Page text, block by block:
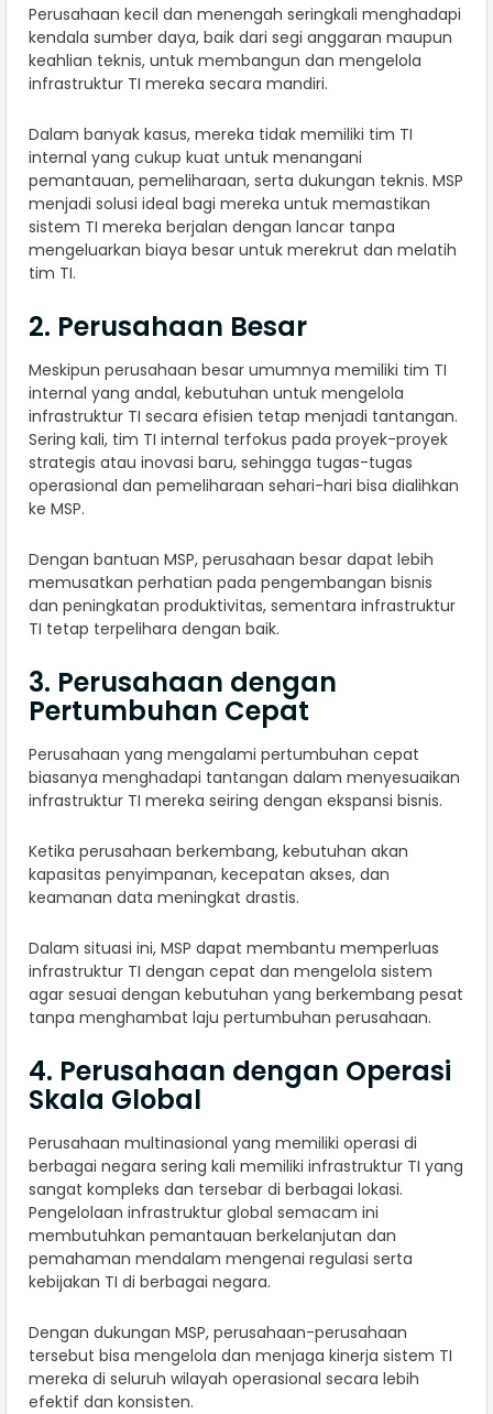
Perusahaan kecil dan menengah seringkali menghadapi
kendala sumber daya, baik dari segi anggaran maupun
keahlian teknis, untuk membangun dan mengelola
infrastruktur TI mereka secara mandiri.
Dalam banyak kasus, mereka tidak memiliki tim TI
internal yang cukup kuat untuk menangani
pemantauan, pemeliharaan, serta dukungan teknis. MSP
menjadi solusi ideal bagi mereka untuk memastikan
sistem TI mereka berjalan dengan lancar tanpa
mengeluarkan biaya besar untuk merekrut dan melatih
tim TI.
2. Perusahaan Besar
Meskipun perusahaan besar umumnya memiliki tim TI
internal yang andal, kebutuhan untuk mengelola
infrastruktur TI secara efisien tetap menjadi tantangan.
Sering kali, tim TI internal terfokus pada proyek-proyek
strategis atau inovasi baru, sehingga tugas-tugas
operasional dan pemeliharaan sehari-hari bisa dialihkan
ke MSP.
Dengan bantuan MSP, perusahaan besar dapat lebih
memusatkan perhatian pada pengembangan bisnis
dan peningkatan produktivitas, sementara infrastruktur
TI tetap terpelihara dengan baik.
3. Perusahaan dengan
Pertumbuhan Cepat
Perusahaan yang mengalami pertumbuhan cepat
biasanya menghadapi tantangan dalam menyesuaikan
infrastruktur TI mereka seiring dengan ekspansi bisnis.
Ketika perusahaan berkembang, kebutuhan akan
kapasitas penyimpanan, kecepatan akses, dan
keamanan data meningkat drastis.
Dalam situasi ini, MSP dapat membantu memperluas
infrastruktur TI dengan cepat dan mengelola sistem
agar sesuai dengan kebutuhan yang berkembang pesat
tanpa menghambat laju pertumbuhan perusahaan.
4. Perusahaan dengan Operasi
Skala Global
Perusahaan multinasional yang memiliki operasi di
berbagai negara sering kali memiliki infrastruktur TI yang
sangat kompleks dan tersebar di berbagai lokasi.
Pengelolaan infrastruktur global semacam ini
membutuhkan pemantauan berkelanjutan dan
pemahaman mendalam mengenai regulasi serta
kebijakan TI di berbagai negara.
Dengan dukungan MSP, perusahaan-perusahaan
tersebut bisa mengelola dan menjaga kinerja sistem TI
mereka di seluruh wilayah operasional secara lebih
efektif dan konsisten.